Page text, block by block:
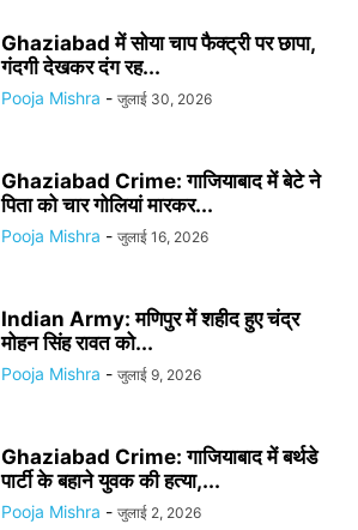
Ghaziabad में सोया चाप फैक्ट्री पर छापा,
गंदगी देखकर दंग रह...
Pooja Mishra - जुलाई 30, 2026
Ghaziabad Crime: गाजियाबाद में बेटे ने
पिता को चार गोलियां मारकर...
Pooja Mishra - जुलाई 16, 2026
Indian Army: मणिपुर में शहीद हुए चंद्र
मोहन सिंह रावत को...
Pooja Mishra - जुलाई 9, 2026
Ghaziabad Crime: गाजियाबाद में बर्थडे
पार्टी के बहाने युवक की हत्या,...
Pooja Mishra - जुलाई 2, 2026